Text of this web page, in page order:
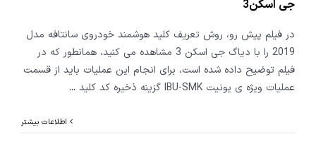
جی اسکن3
در فیلم پیش رو، روش تعریف کلید هوشمند خودروی سانتافه مدل
2019 را با دیاگ جی اسکن 3 مشاهده می کنید، همانطور که در
فیلم توضیح داده شده است، برای انجام این عملیات باید از قسمت
عملیات ویژه ی یونیت IBU-SMK گزینه ذخیره کد کلید
...
اطلاعات بیشتر